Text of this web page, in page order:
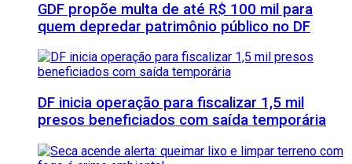
GDF propõe multa de até R$ 100 mil para
quem depredar patrimônio público no DF
DF inicia operação para fiscalizar 1,5 mil
presos beneficiados com saída temporária